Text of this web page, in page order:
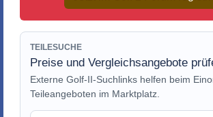
TEILESUCHE
Preise und Vergleichsangebote
Externe Golf-II-Suchlinks helfen beim
Teileangeboten im Marktplatz.